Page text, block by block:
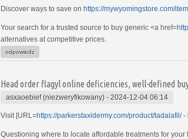
Discover ways to save on https://mywyomingstore.com/
Your search for a trusted source to buy generic <a href=
alternatives at competitive prices.
odpowiedz
Head order flagyl online deficiencies, well-defined
asxaoebief (niezweryfikowany) - 2024-12-04 06:14
Visit [URL=https://parkerstaxidermy.com/product/tadalafil/-
Questioning where to locate affordable treatments for